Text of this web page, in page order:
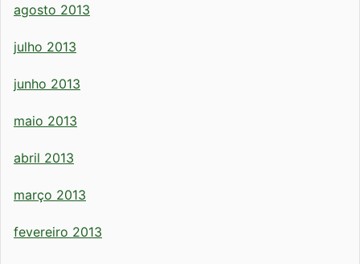
agosto 2013
julho 2013
junho 2013
maio 2013
abril 2013
março 2013
fevereiro 2013